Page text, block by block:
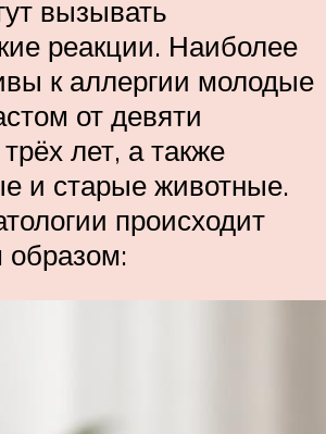
вызывать
реакции. Наиболее
к аллергии молодые
от девяти
лет, а также
и старые животные.
происходит